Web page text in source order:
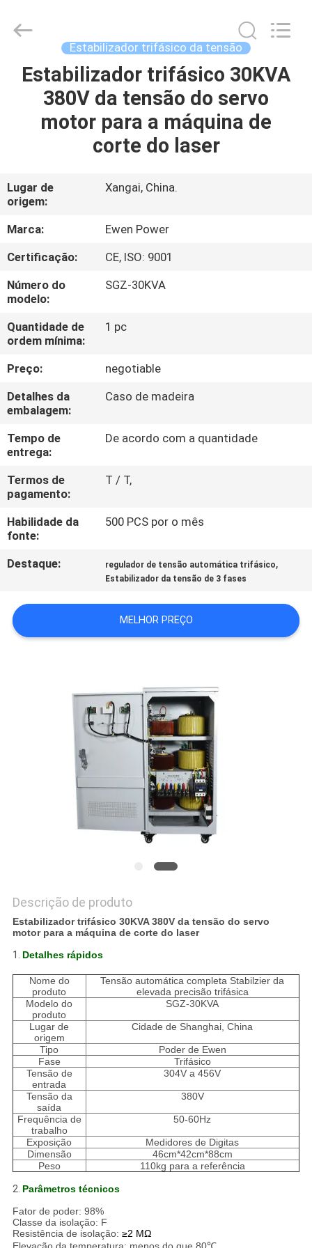
PARA
CASA
PRODUTOS
VÍDEOS
SOBRE
NÓS
VISITA
À
FÁBRICA
CONTROLE
DE
QUALIDADE
CONTACTE-
NOS
UM
ORÇAMENTO
NOTÍCIAS
Copyright
avrstabilizer.com.
Estabilizador trifásico da tensão
Estabilizador trifásico 30KVA
380V da tensão do servo
motor para a máquina de
corte do laser
Lugar de
origem:
Xangai, China.
Marca:
Ewen Power
Certificação:
CE, ISO: 9001
Número do
modelo:
SGZ-30KVA
Quantidade de
ordem mínima:
1 pc
Preço:
negotiable
Detalhes da
embalagem:
Caso de madeira
Tempo de
entrega:
De acordo com a quantidade
Termos de
pagamento:
T / T,
Habilidade da
fonte:
500 PCS por o mês
Destaque: regulador de tensão automática trifásico,
Estabilizador da tensão de 3 fases
MELHOR PREÇO
Descrição de produto
Estabilizador trifásico 30KVA 380V da tensão do servo
motor para a máquina de corte do laser
1. Detalhes rápidos
Nome do
produto
Tensão automática completa Stabilzier da
elevada precisão trifásica
Modelo do
produto
SGZ-30KVA
Lugar de
origem
Cidade de Shanghai, China
Tipo
Poder de Ewen
Fase
Trifásico
Tensão de
entrada
304V a 456V
Tensão da
saída
380V
Frequência de
trabalho
50-60Hz
Exposição
Medidores de Digitas
Dimensão
46cm*42cm*88cm
Peso
110kg para a referência
2. Parâmetros técnicos
Fator de poder: 98%
Classe da isolação: F
Resistência de isolação: ≥2 MΩ